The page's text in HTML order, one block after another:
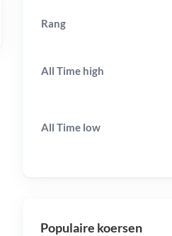
Rang
All Time high
All Time low
Populaire koersen